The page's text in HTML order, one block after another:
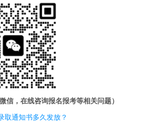
信，在线咨询报名报考等相关问题）
取通知书多久发放？